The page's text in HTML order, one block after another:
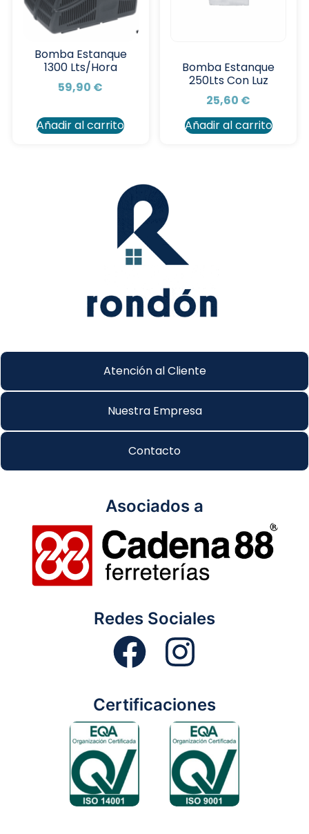
Bomba Estanque
1300 Lts/Hora
59,90 €
Añadir al carrito
Bomba Estanque
250Lts Con Luz
25,60 €
Añadir al carrito
Atención al Cliente
Nuestra Empresa
Contacto
Asociados a
Redes Sociales
Certificaciones